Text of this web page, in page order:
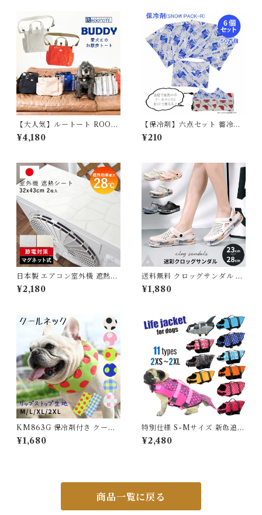
【大人気】ルートート ROOT
OTE SN.スクエア.DOG.BU
DDY-A 1128 BUDDY-B 112
カラビナ 雨の日 ショルダー ト
ートバッグ おしゃれ シンプル
レディース メンズ 母の日 プレ
ゼント 734012
¥4,180
【保冷剤】六点セット 蓄冷剤
スノーパック 50g ペットクー
ルネック用
¥210
日本製 エアコン室外機 遮熱シ
ート 日除け 室外機カバー 遮熱
直射日光 -28℃ 省エネ 断熱
電気代節約 節電 エアコン室外
機カバー 大型 シンプル 木目
タイル ストーン MWG-001
¥2,180
送料無料 クロッグサンダル ス
ポーツサンダル EVAサンダル
迷彩柄 カモフラ 2WAY ビー
遊び 海 夏 通気性 軽量 軽い ク
ッション性 ピンク ブラック グ
レー ライトグレー アイボリー
G328
¥1,880
KM863G 保冷剤付き クール
ネック 犬 リップストップナイ
ロン生地 撥水加工 汚れにくい
構造使用 フレブル クールスヌ
中型犬 大型犬 ITEM066
¥1,680
特別仕様 S-Mサイズ 新色追加
犬 ライフジャケット 犬用 ドッ
グ ペット 安全 安心 超小型犬
G
¥2,480
商品一覧に戻る